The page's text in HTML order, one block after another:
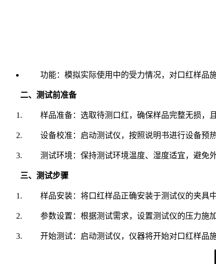
功能：模拟实际使用中的受力情况，对口红样品施
二、测试前准备
样品准备：选取待测口红，确保样品完整无损，且
设备校准：启动测试仪，按照说明书进行设备预热
测试环境：保持测试环境温度、湿度适宜，避免外
三、测试步骤
样品安装：将口红样品正确安装于测试仪的夹具中
参数设置：根据测试需求，设置测试仪的压力施加
开始测试：启动测试仪，仪器将开始对口红样品施